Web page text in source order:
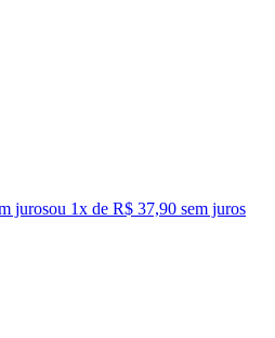
jurosou 1x de R$ 37,90 sem juros